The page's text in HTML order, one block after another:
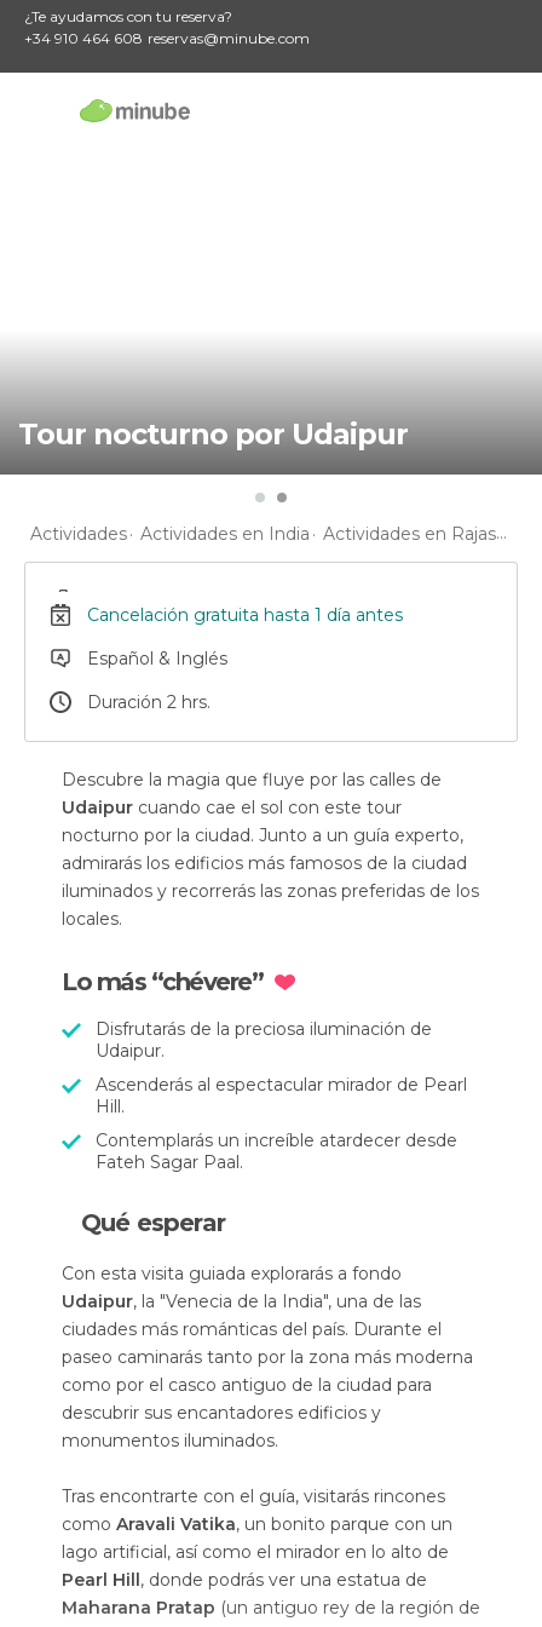
¿Te ayudamos con tu reserva?
+34 910 464 608 reservas@minube.com
Tour nocturno por Udaipur
Actividades Actividades en India Actividades en Rajastán
Cancelación gratuita hasta 1 día antes
Español & Inglés
Duración 2 hrs.
Descubre la magia que fluye por las calles de
Udaipur cuando cae el sol con este tour
nocturno por la ciudad. Junto a un guía experto,
admirarás los edificios más famosos de la ciudad
iluminados y recorrerás las zonas preferidas de los
locales.
Lo más “chévere”
Disfrutarás de la preciosa iluminación de
Udaipur.
Ascenderás al espectacular mirador de Pearl
Hill.
Contemplarás un increíble atardecer desde
Fateh Sagar Paal.
Qué esperar
Con esta visita guiada explorarás a fondo
Udaipur, la "Venecia de la India", una de las
ciudades más románticas del país. Durante el
paseo caminarás tanto por la zona más moderna
como por el casco antiguo de la ciudad para
descubrir sus encantadores edificios y
monumentos iluminados.
Tras encontrarte con el guía, visitarás rincones
como Aravali Vatika, un bonito parque con un
lago artificial, así como el mirador en lo alto de
Pearl Hill, donde podrás ver una estatua de
Maharana Pratap (un antiguo rey de la región de